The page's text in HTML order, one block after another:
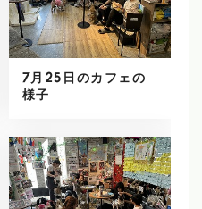
7月25日のカフェの
様子